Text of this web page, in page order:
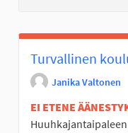
Turvallinen
Janika Valtonen
EI ETENE